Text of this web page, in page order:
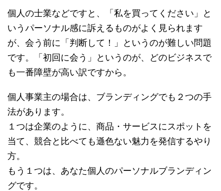
個人の士業などですと、「私を買ってください」と
いうパーソナル感に訴えるものがよく見られます
が、会う前に「判断して！」というのが難しい問題
です。「初回に会う」というのが、どのビジネスで
も一番障壁が高い訳ですから。
個人事業主の場合は、ブランディングでも２つの手
法があります。
１つは企業のように、商品・サービスにスポットを
当て、競合と比べても遜色ない魅力を発信するやり
方。
もう１つは、あなた個人のパーソナルブランディン
グです。